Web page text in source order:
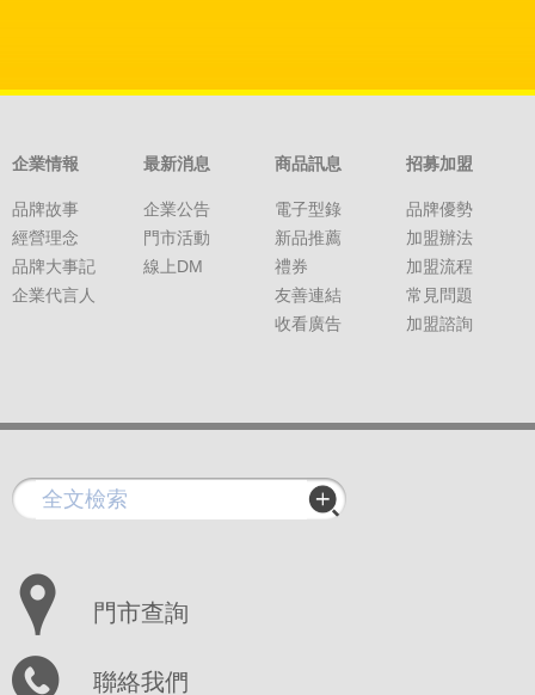
企業情報
品牌故事
經營理念
品牌大事記
企業代言人
最新消息
企業公告
門市活動
線上DM
商品訊息
電子型錄
新品推薦
禮券
友善連結
收看廣告
招募加盟
品牌優勢
加盟辦法
加盟流程
常見問題
加盟諮詢
門市查詢
聯絡我們